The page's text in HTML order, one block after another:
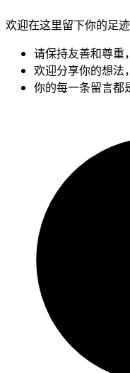
欢迎在这里留下你的足
请保持友善和尊重
欢迎分享你的想法
你的每一条留言都